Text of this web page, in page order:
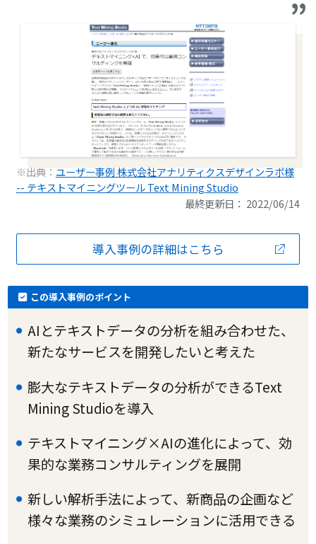
※出典： ユーザー事例 株式会社アナリティクスデザインラボ様
-- テキストマイニングツール Text Mining Studio
最終更新日： 2022/06/14
導入事例の詳細はこちら
この導入事例のポイント
AIとテキストデータの分析を組み合わせた、
新たなサービスを開発したいと考えた
膨大なテキストデータの分析ができるText
Mining Studioを導入
テキストマイニング×AIの進化によって、効
果的な業務コンサルティングを展開
新しい解析手法によって、新商品の企画など
様々な業務のシミュレーションに活用できる